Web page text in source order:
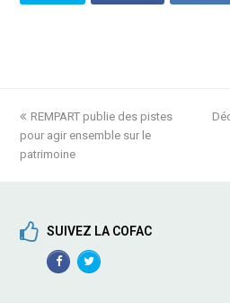
previous
post:
REMPART publie des pistes
pour agir ensemble sur le
patrimoine
SUIVEZ LA COFAC
FacebookTwitterProfile